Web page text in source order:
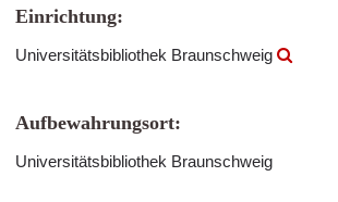
Einrichtung:
Universitätsbibliothek Braunschweig
Aufbewahrungsort:
Universitätsbibliothek Braunschweig